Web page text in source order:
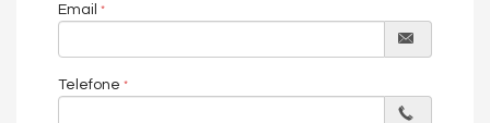
Piscina
Medidores Individuais
Brinquedoteca
Email
Telefone